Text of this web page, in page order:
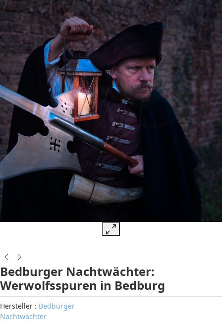
Bedburger Nachtwächter:
Werwolfsspuren in Bedburg
Hersteller : Bedburger
Nachtwächter